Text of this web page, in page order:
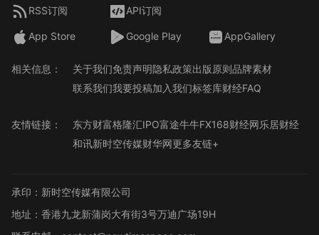
RSS订阅 API订阅
App Store Google Play AppGallery
相关信息： 关于我们免责声明隐私政策出版原则品牌素材
联系我们我要投稿加入我们标签库财经FAQ
友情链接： 东方财富格隆汇IPO富途牛牛FX168财经网乐居财经
和讯新时空传媒财华网更多友链+
承印：新时空传媒有限公司
地址：香港九龙新蒲岗大有街3号万迪广场19H